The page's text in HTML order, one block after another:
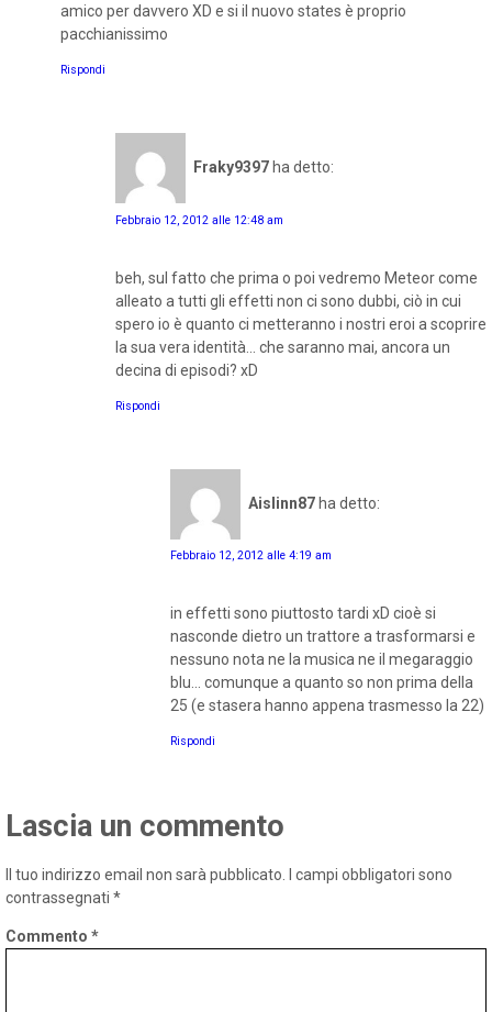
amico per davvero XD e si il nuovo states è proprio
pacchianissimo
Rispondi
Fraky9397 ha detto:
Febbraio 12, 2012 alle 12:48 am
beh, sul fatto che prima o poi vedremo Meteor come
alleato a tutti gli effetti non ci sono dubbi, ciò in cui
spero io è quanto ci metteranno i nostri eroi a scoprire
la sua vera identità... che saranno mai, ancora un
decina di episodi? xD
Rispondi
Aislinn87 ha detto:
Febbraio 12, 2012 alle 4:19 am
in effetti sono piuttosto tardi xD cioè si
nasconde dietro un trattore a trasformarsi e
nessuno nota ne la musica ne il megaraggio
blu... comunque a quanto so non prima della
25 (e stasera hanno appena trasmesso la 22)
Rispondi
Lascia un commento
Il tuo indirizzo email non sarà pubblicato.
I campi obbligatori sono
contrassegnati *
Commento *